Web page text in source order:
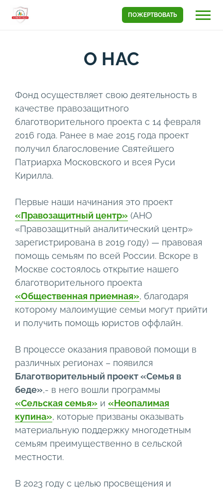
ПОЖЕРТВОВАТЬ
О НАС
Фонд осуществляет свою деятельность в
качестве правозащитного
благотворительного проекта c 14 февраля
2016 года. Ранее в мае 2015 года проект
получил благословение Святейшего
Патриарха Московского и всея Руси
Кирилла.
Первые наши начинания это проект
«Правозащитный центр» (АНО
«Правозащитный аналитический центр»
зарегистрирована в 2019 году) — правовая
помощь семьям по всей России. Вскоре в
Москве состоялось открытие нашего
благотворительного проекта
«Общественная приемная», благодаря
которому малоимущие семьи могут прийти
и получить помощь юристов оффлайн.
В процессе оказания правовой помощи в
различных регионах – появился
Благотворительный проект «Семья в
беде»,- в него вошли программы
«Сельская семья» и «Неопалимая
купина», которые призваны оказывать
материальную поддержку многодетным
семьям преимущественно в сельской
местности.
В 2023 году с целью просвещения и